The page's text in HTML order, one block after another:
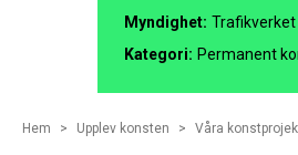
Myndighet: Trafikverket
Kategori: Permanent
Hem Upplev konsten Våra